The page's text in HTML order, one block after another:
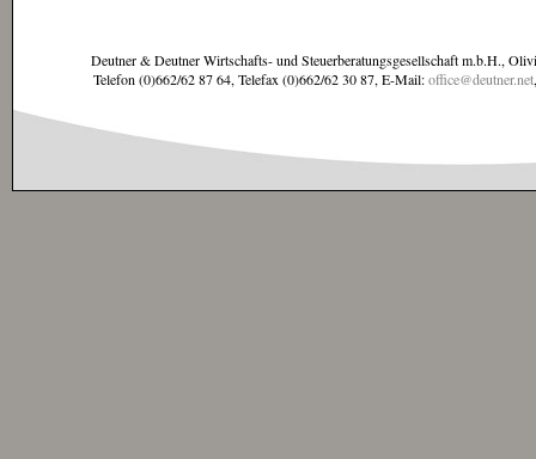
Deutner & Deutner Wirtschafts- und Steuerberatungsgesellschaft m.b.H.,
Telefon (0)662/62 87 64, Telefax (0)662/62 30 87, E-Mail:office@deutner.net